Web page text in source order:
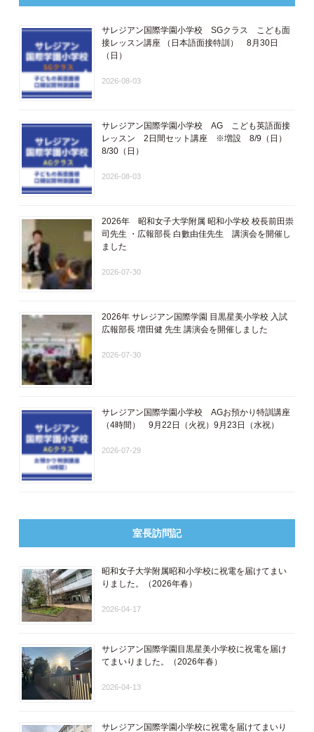
サレジアン国際学園小学校 SGクラス こども面
接レッスン講座 ​（日本語面接特訓​） 8月30日
（日）
2026-08-03
サレジアン国際学園小学校 AG こども英語面接
レッスン 2日間セット講座 ※増設 8/9（日）
8/30（日）
2026-08-03
2026年 昭和女子大学附属 昭和小学校 校長前田崇
司先生 ・広報部長 白數由佳先生 講演会を開催し
ました
2026-07-30
2026年 サレジアン国際学園 目黒星美小学校 入試
広報部長 増田健 先生 講演会を開催しました
2026-07-30
サレジアン国際学園小学校 AGお預かり特訓講座
（4時間） 9月22日（火祝）9月23日（水祝）
2026-07-29
室長訪問記
昭和女子大学附属昭和小学校に祝電を届けてまい
りました。（2026年春）
2026-04-17
サレジアン国際学園目黒星美小学校に祝電を届け
てまいりました。（2026年春）
2026-04-13
サレジアン国際学園小学校に祝電を届けてまいり